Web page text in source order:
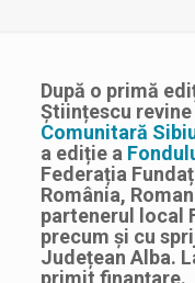
După o primă
Științescu
Comunitară
a ediție a
Federația
România,
partenerul local
precum și cu
Județean Alba.
primit finanțare.